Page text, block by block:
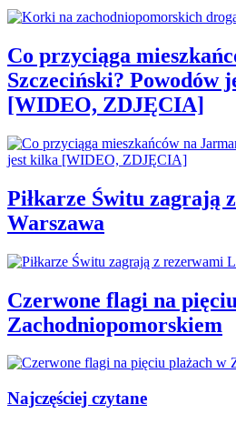
Co przyciąga
Szczeciński? Powodów
[WIDEO, ZDJĘCIA]
Piłkarze Świtu zagrają
Warszawa
Czerwone flagi na
Zachodniopomorskiem
Najczęściej czytane